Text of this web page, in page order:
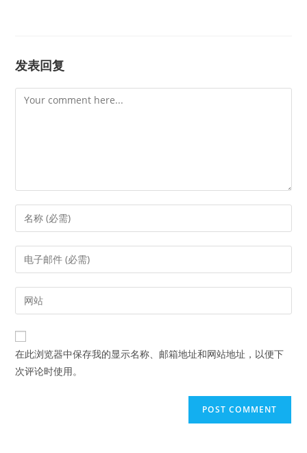
发表回复
Comment
Enter
your
name
comment
Enter
your
email
address
comment
Enter
your
website
URL
(optional)
在此浏览器中保存我的显示名称、邮箱地址和网站地址，以便下
次评论时使用。